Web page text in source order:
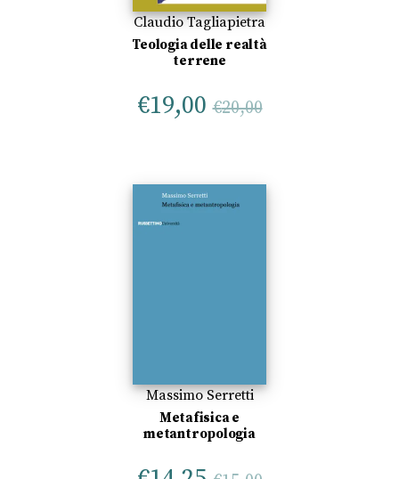
Claudio Tagliapietra
Teologia delle realtà
terrene
€19,00 €20,00
Massimo Serretti
Metafisica e
metantropologia